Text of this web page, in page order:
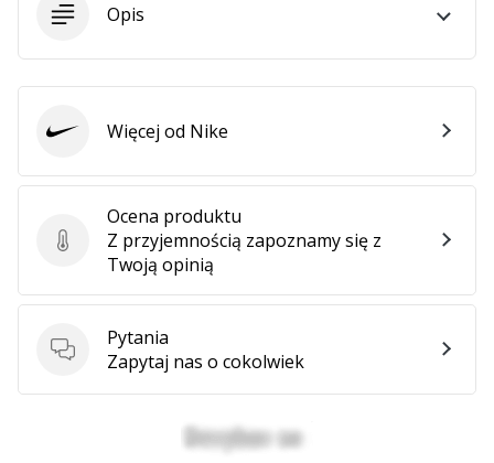
Opis
Ocena produktu
Ocena produktu
Z przyjemnością zapoznamy się z
Twoją opinią
Pytania
Pytania
Zapytaj nas o cokolwiek
Nike Więcej od Nike